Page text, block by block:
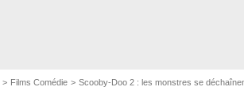
Films Comédie Scooby-Doo 2 : les monstres se